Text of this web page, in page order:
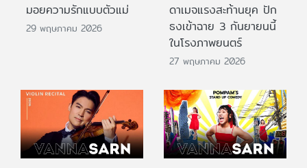
มอยความรักแบบตัวแม่
29 พฤษภาคม 2026
ดาเมจแรงสะท้านยุค ปัก
ธงเข้าฉาย 3 กันยายนนี้
ในโรงภาพยนตร์
27 พฤษภาคม 2026